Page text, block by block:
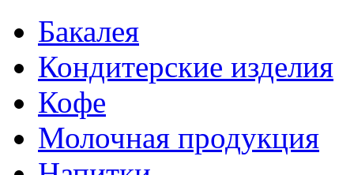
Бакалея
Кондитерские изделия
Кофе
Молочная продукция